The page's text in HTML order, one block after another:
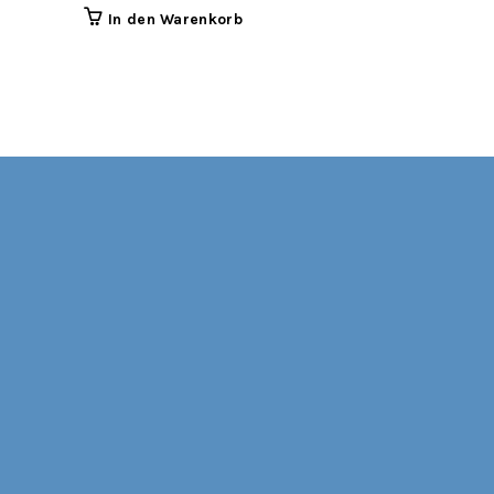
In den Warenkorb